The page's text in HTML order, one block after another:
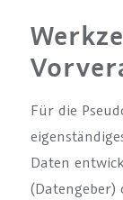
Für die
Daten
(Datengeber)